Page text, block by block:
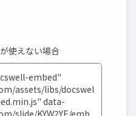
使えない場合